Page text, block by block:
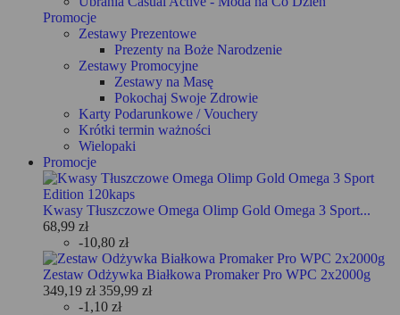
Promocje
Zestawy Prezentowe
Prezenty na Boże Narodzenie
Zestawy Promocyjne
Zestawy na Masę
Pokochaj Swoje Zdrowie
Karty Podarunkowe / Vouchery
Krótki termin ważności
Wielopaki
Promocje
Kwasy Tłuszczowe Omega Olimp Gold Omega 3 Sport...
68,99 zł
-10,80 zł
Zestaw Odżywka Białkowa Promaker Pro WPC 2x2000g
349,19 zł 359,99 zł
-1,10 zł